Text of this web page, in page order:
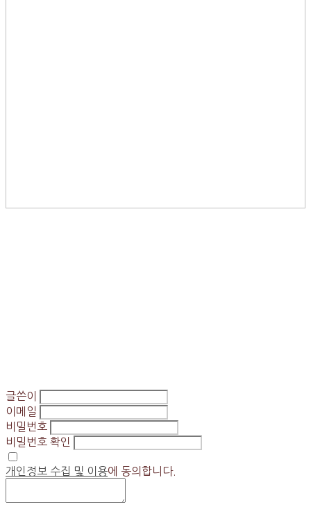
글쓴이
이메일
비밀번호
비밀번호 확인
개인정보 수집 및 이용에 동의합니다.